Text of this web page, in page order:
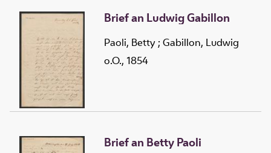
Brief an Ludwig Gabillon
Paoli, Betty ; Gabillon, Ludwig
o.O., 1854
Brief an Betty Paoli